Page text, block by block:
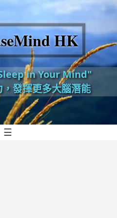
HK
in Your Mind"
發揮更多大腦潛能
☰